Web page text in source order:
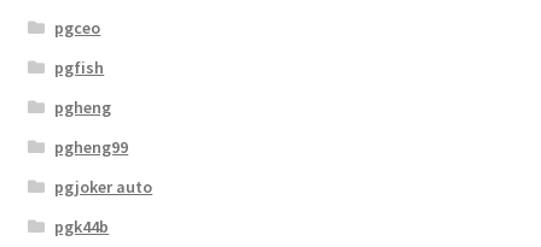
pgceo
pgfish
pgheng
pgheng99
pgjoker auto
pgk44b